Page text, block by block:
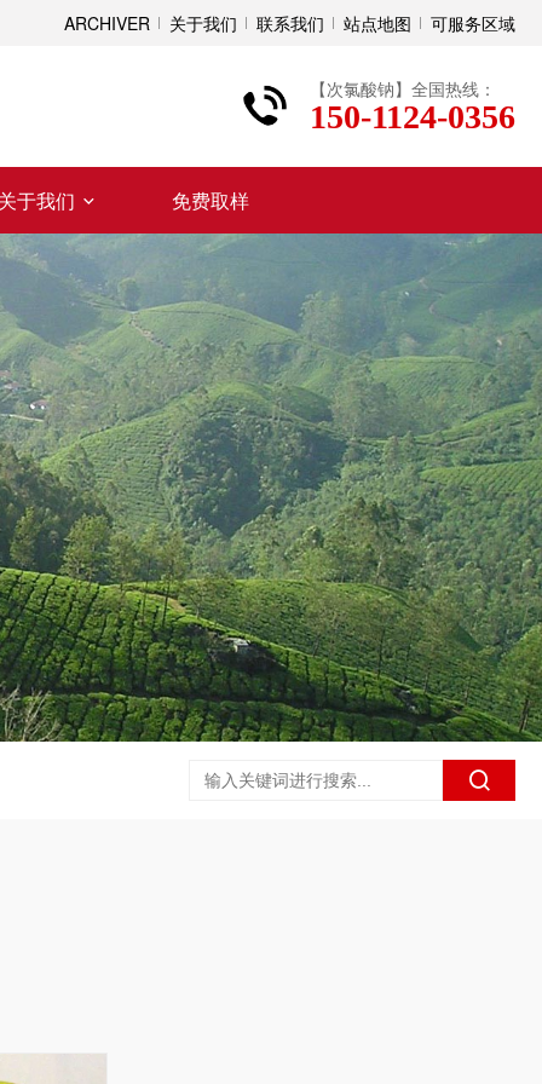
ARCHIVER 关于我们 联系我们 站点地图 可服务区域
【次氯酸钠】全国热线：
150-1124-0356
于我们 免费取样